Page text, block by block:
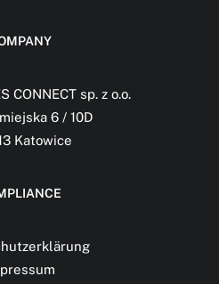
CONNECT sp. z o.o.
6 / 10D
Katowice